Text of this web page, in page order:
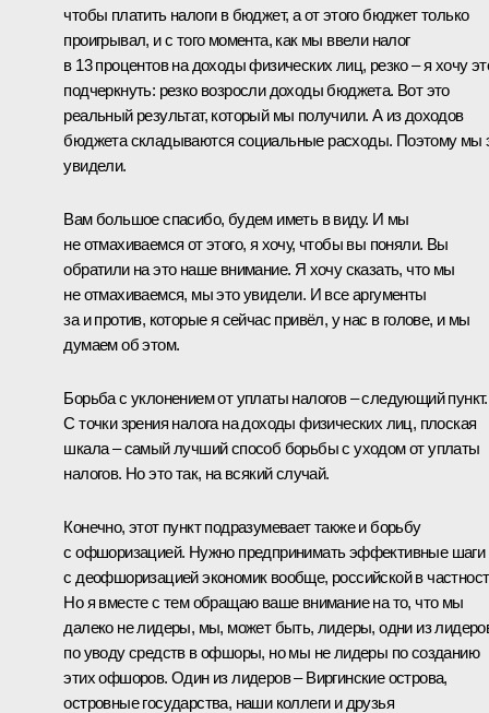
чтобы платить налоги в бюджет, а от этого бюджет только
проигрывал, и с того момента, как мы ввели налог
в 13 процентов на доходы физических лиц, резко – я хочу
подчеркнуть: резко возросли доходы бюджета. Вот это
реальный результат, который мы получили. А из доходов
бюджета складываются социальные расходы. Поэтому мы
увидели.
Вам большое спасибо, будем иметь в виду. И мы
не отмахиваемся от этого, я хочу, чтобы вы поняли. Вы
обратили на это наше внимание. Я хочу сказать, что мы
не отмахиваемся, мы это увидели. И все аргументы
за и против, которые я сейчас привёл, у нас в голове, и мы
думаем об этом.
Борьба с уклонением от уплаты налогов – следующий пункт.
С точки зрения налога на доходы физических лиц, плоская
шкала – самый лучший способ борьбы с уходом от уплаты
налогов. Но это так, на всякий случай.
Конечно, этот пункт подразумевает также и борьбу
с офшоризацией. Нужно предпринимать эффективные шаги
с деофшоризацией экономик вообще, российской в
Но я вместе с тем обращаю ваше внимание на то, что мы
далеко не лидеры, мы, может быть, лидеры, одни из
по уводу средств в офшоры, но мы не лидеры по созданию
этих офшоров. Один из лидеров – Виргинские острова,
островные государства, наши коллеги и друзья